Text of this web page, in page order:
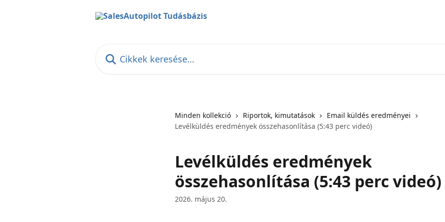
Minden kollekció Riportok, kimutatások
Email küldés eredményei
Levélküldés eredmények összehasonlítása (5:43 perc videó)
Levélküldés eredmények
összehasonlítása (5:43 perc videó)
2026. május 20.